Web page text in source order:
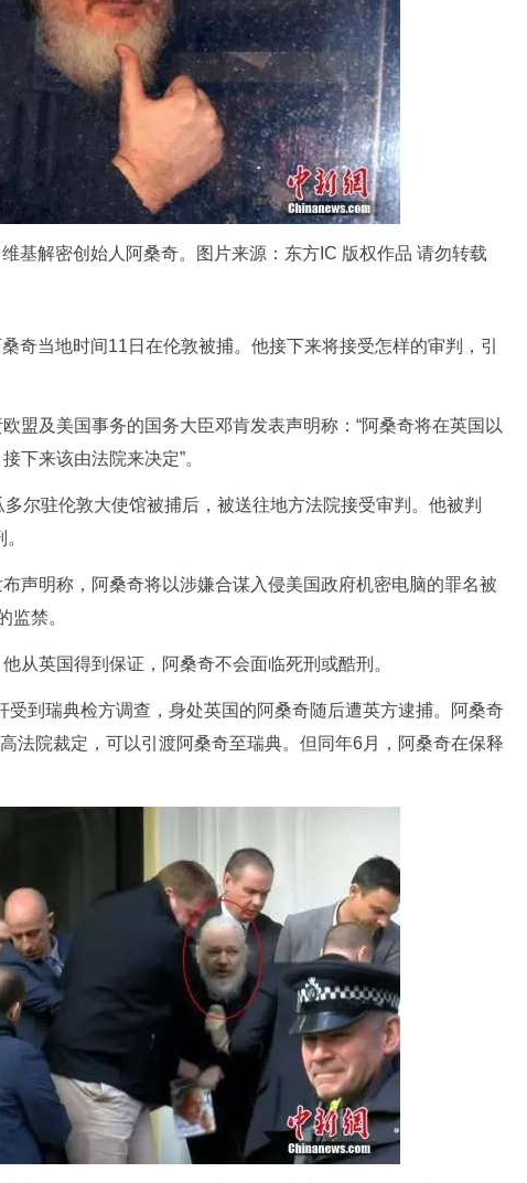
基解密创始人阿桑奇。图片来源：东方IC 版权作品 请勿转载
当地时间11日在伦敦被捕。他接下来将接受怎样的审判，引
及美国事务的国务大臣邓肯发表声明称：“阿桑奇将在英国以
下来该由法院来决定”。
驻伦敦大使馆被捕后，被送往地方法院接受审判。他被判
明称，阿桑奇将以涉嫌合谋入侵美国政府机密电脑的罪名被
监禁。
英国得到保证，阿桑奇不会面临死刑或酷刑。
到瑞典检方调查，身处英国的阿桑奇随后遭英方逮捕。阿桑奇
法院裁定，可以引渡阿桑奇至瑞典。但同年6月，阿桑奇在保释